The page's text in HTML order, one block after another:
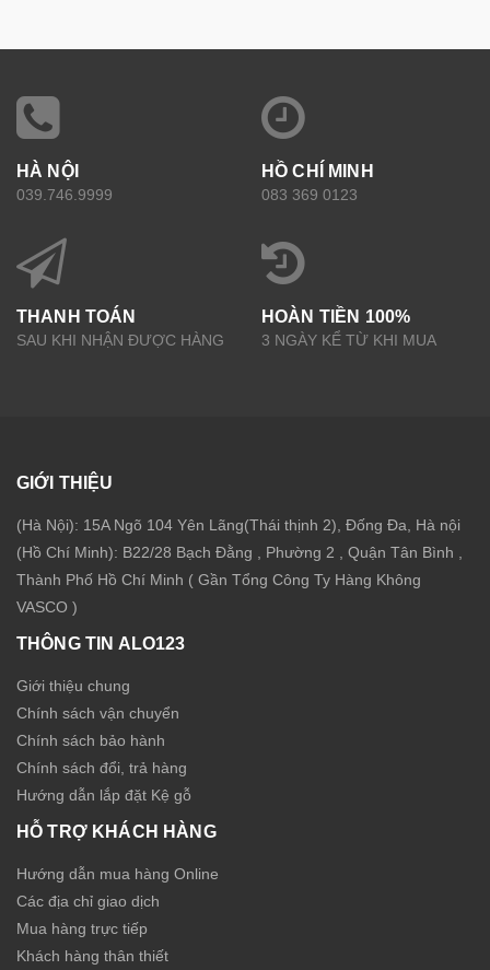
HÀ NỘI
039.746.9999
HỒ CHÍ MINH
083 369 0123
THANH TOÁN
SAU KHI NHẬN ĐƯỢC HÀNG
HOÀN TIỀN 100%
3 NGÀY KỂ TỪ KHI MUA
GIỚI THIỆU
(Hà Nội): 15A Ngõ 104 Yên Lãng(Thái thịnh 2), Đống Đa, Hà nội
(Hồ Chí Minh): B22/28 Bạch Đằng , Phường 2 , Quận Tân Bình ,
Thành Phố Hồ Chí Minh ( Gần Tổng Công Ty Hàng Không
VASCO )
THÔNG TIN ALO123
Giới thiệu chung
Chính sách vận chuyển
Chính sách bảo hành
Chính sách đổi, trả hàng
Hướng dẫn lắp đặt Kệ gỗ
HỖ TRỢ KHÁCH HÀNG
Hướng dẫn mua hàng Online
Các địa chỉ giao dịch
Mua hàng trực tiếp
Khách hàng thân thiết